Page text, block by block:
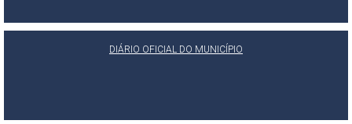
DIÁRIO OFICIAL DO MUNICÍPIO